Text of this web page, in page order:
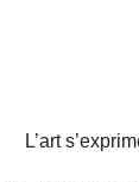
L’art